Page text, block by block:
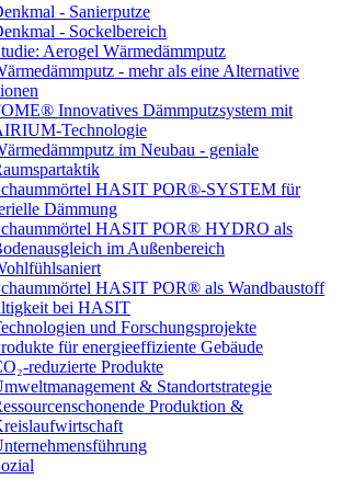
- Sanierputze
- Sockelbereich
Aerogel Wärmedämmputz
- mehr als eine Alternative
Innovatives Dämmputzsystem mit
Technologie
im Neubau - geniale
HASIT POR®-SYSTEM für
Dämmung
HASIT POR® HYDRO als
im Außenbereich
HASIT POR® als Wandbaustoff
bei HASIT
und Forschungsprojekte
für energieeffiziente Gebäude
reduzierte Produkte
& Standortstrategie
Produktion &